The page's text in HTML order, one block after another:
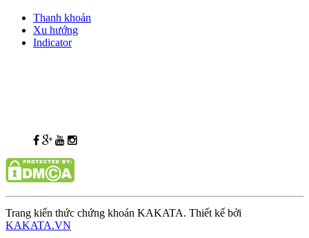
Thanh khoản
Xu hướng
Indicator
Trang kiến thức chứng khoán KAKATA. Thiết kế bởi
KAKATA.VN